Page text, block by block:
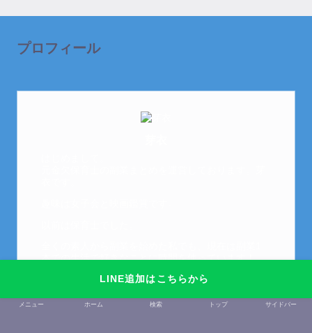
LINE追加はこちらから
プロフィール
本での生活で好きなことに時間を使っています！
このサイトでは副業に関する情報をお伝えしていき
メニュー ホーム 検索 トップ サイドバー